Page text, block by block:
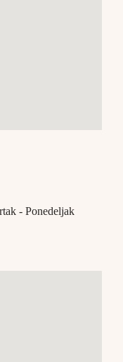
- Ponedeljak